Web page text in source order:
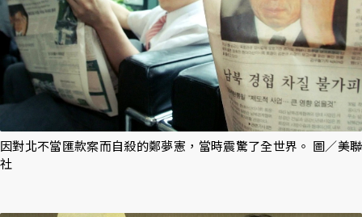
因對北不當匯款案而自殺的鄭夢憲，當時震驚了全世界。 圖／美聯
社